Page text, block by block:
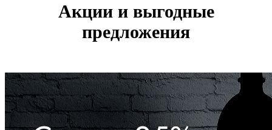
Акции и выгодные
предложения